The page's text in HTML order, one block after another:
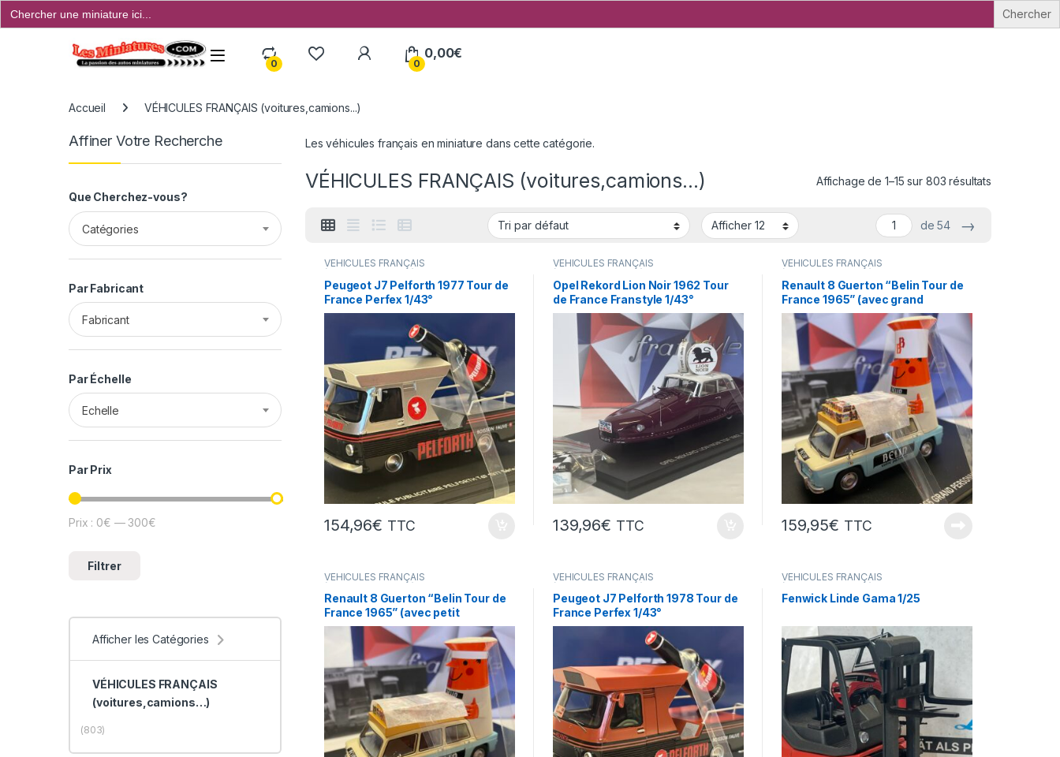
Search
for:
Open
0
My Account
0
0,00€
Accueil VÉHICULES FRANÇAIS (voitures,camions...)
Les véhicules français en miniature dans cette catégorie.
VÉHICULES FRANÇAIS (voitures,camions...) Affichage de 1–15 sur 803 résultats
de 54 →
VÉHICULES FRANÇAIS
(voitures,camions...)
Peugeot J7 Pelforth 1977 Tour de
France Perfex 1/43°
154,96€ TTC
VÉHICULES FRANÇAIS
(voitures,camions...)
Opel Rekord Lion Noir 1962 Tour
de France Franstyle 1/43°
139,96€ TTC
VÉHICULES FRANÇAIS
(voitures,camions...)
Renault 8 Guerton “Belin Tour de
France 1965” (avec grand
personnage) Franstyle 1/43°
159,95€ TTC
VÉHICULES FRANÇAIS
(voitures,camions...)
Renault 8 Guerton “Belin Tour de
France 1965” (avec petit
personnage) Franstyle 1/43°
VÉHICULES FRANÇAIS
(voitures,camions...)
Peugeot J7 Pelforth 1978 Tour de
France Perfex 1/43°
VÉHICULES FRANÇAIS
(voitures,camions...)
Fenwick Linde Gama 1/25
Affiner Votre Recherche
Que Cherchez-vous?
Catégories
Par Fabricant
Fabricant
Par Échelle
Echelle
Par Prix
Prix min
Prix max
Filtrer
Prix : 0€ —300€
Afficher les Catégories
VÉHICULES FRANÇAIS
(voitures,camions…)
(803)